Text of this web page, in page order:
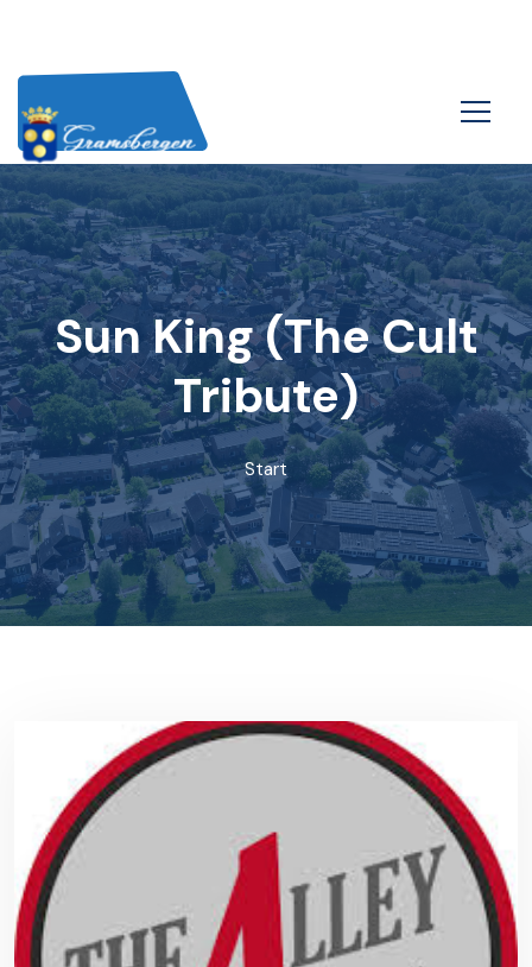
Sun King (The Cult
Tribute)
Start